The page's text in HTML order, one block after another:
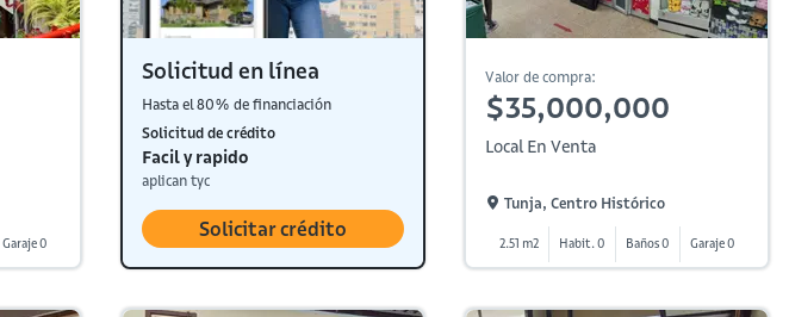
Garaje 0
Solicitud en línea
Hasta el 80% de financiación
Solicitud de crédito
Facil y rapido
aplican tyc
Solicitar crédito
Valor de compra:
$35,000,000
Local En Venta
Tunja, Centro Histórico
2.51 m2 Habit. 0 Baños 0 Garaje 0